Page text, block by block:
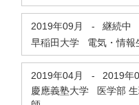
2019年09月 -
継続中
早稲田大学 電気・情
2019年04月 -
2019年
慶應義塾大学 医学部